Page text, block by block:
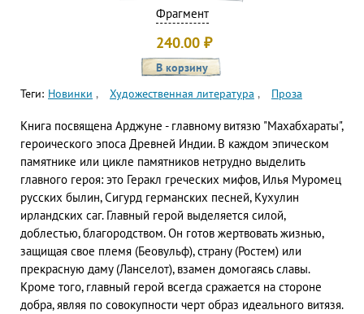
Фрагмент
240.00 ₽
Теги: Новинки Художественная литература Проза
Книга посвящена Арджуне - главному витязю "Махабхараты",
героического эпоса Древней Индии. В каждом эпическом
памятникe или циклe памятников нетрудно выделить
главного героя: это Геракл греческих мифов, Илья Муромец
русских былин, Сигурд германских песней, Кухулин
ирландских саг. Главный герой выделяется силой,
доблестью, благородством. Он готов жертвовать жизнью,
защищая свое племя (Беовульф), страну (Ростем) или
прекрасную даму (Ланселот), взамен домогаясь славы.
Кроме того, главный герой всегда сражается на стороне
добра, являя по совокупности черт образ идеального витязя.